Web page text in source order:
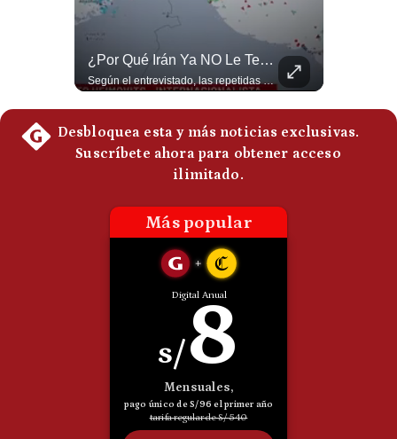
Condiciones
Privacidad
De
Cookies
¿Por Qué Irán Ya NO Le Teme A Donald Trump? | #radar24